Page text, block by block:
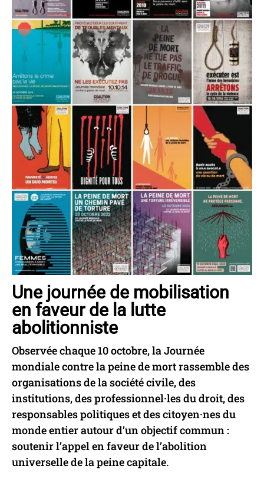
Une journée de mobilisation
en faveur de la lutte
abolitionniste
Observée chaque 10 octobre, la Journée
mondiale contre la peine de mort rassemble des
organisations de la société civile, des
institutions, des professionnel·les du droit, des
responsables politiques et des citoyen·nes du
monde entier autour d’un objectif commun :
soutenir l’appel en faveur de l’abolition
universelle de la peine capitale.